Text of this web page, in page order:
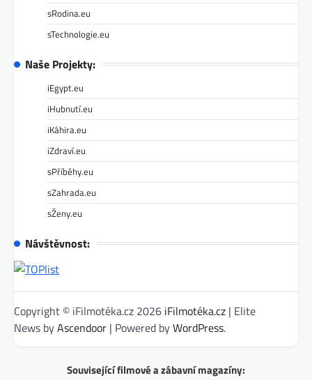
sRodina.eu
sTechnologie.eu
Naše Projekty:
iEgypt.eu
iHubnutí.eu
iKáhira.eu
iZdraví.eu
sPříběhy.eu
sZahrada.eu
sŽeny.eu
Návštěvnost:
Copyright © iFilmotéka.cz 2026 iFilmotéka.cz | Elite
News byAscendoor | Powered byWordPress.
Související filmové a zábavní magazíny: